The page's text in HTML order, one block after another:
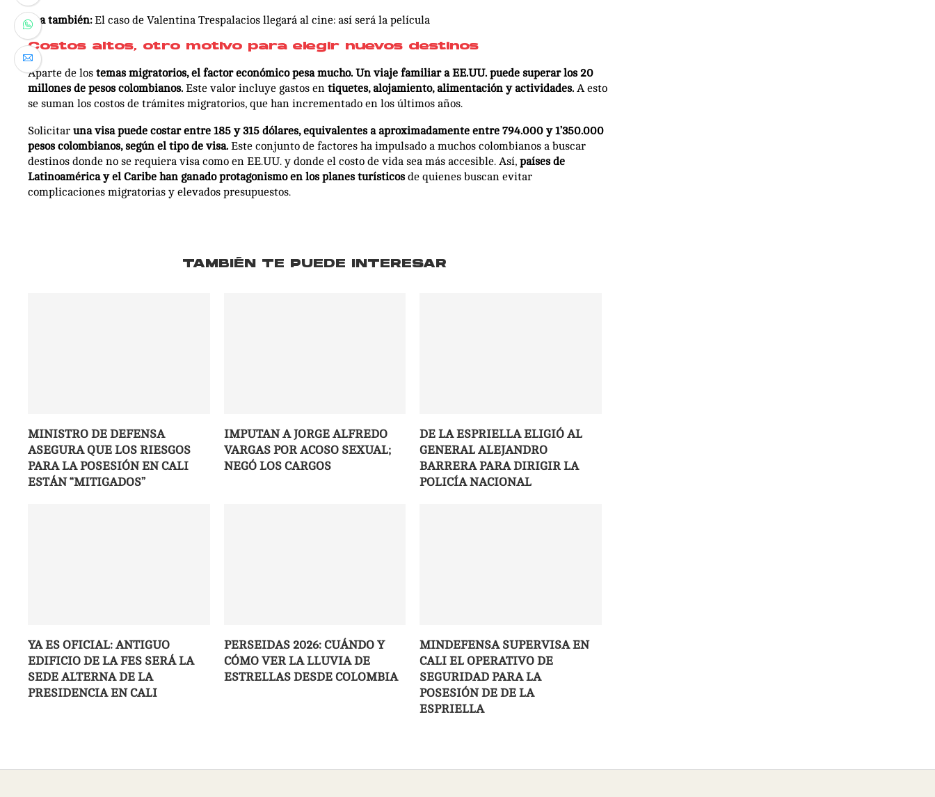
Lea también:El caso de Valentina Trespalacios llegará al cine: así será la película
Costos altos, otro motivo para elegir nuevos destinos
Aparte de los temas migratorios, el factor económico pesa mucho. Un viaje familiar a EE.UU. puede superar los 20
millones de pesos colombianos. Este valor incluye gastos en tiquetes, alojamiento, alimentación y actividades. A esto
se suman los costos de trámites migratorios, que han incrementado en los últimos años.
Solicitar una visa puede costar entre 185 y 315 dólares, equivalentes a aproximadamente entre 794.000 y 1’350.000
pesos colombianos, según el tipo de visa. Este conjunto de factores ha impulsado a muchos colombianos a buscar
destinos donde no se requiera visa como en EE.UU. y donde el costo de vida sea más accesible. Así, países de
Latinoamérica y el Caribe han ganado protagonismo en los planes turísticosde quienes buscan evitar
complicaciones migratorias y elevados presupuestos.
TAMBIÉN TE PUEDE INTERESAR
MINISTRO DE DEFENSA
ASEGURA QUE LOS RIESGOS
PARA LA POSESIÓN EN CALI
ESTÁN “MITIGADOS”
IMPUTAN A JORGE ALFREDO
VARGAS POR ACOSO SEXUAL;
NEGÓ LOS CARGOS
DE LA ESPRIELLA ELIGIÓ AL
GENERAL ALEJANDRO
BARRERA PARA DIRIGIR LA
POLICÍA NACIONAL
YA ES OFICIAL: ANTIGUO
EDIFICIO DE LA FES SERÁ LA
SEDE ALTERNA DE LA
PRESIDENCIA EN CALI
PERSEIDAS 2026: CUÁNDO Y
CÓMO VER LA LLUVIA DE
ESTRELLAS DESDE COLOMBIA
MINDEFENSA SUPERVISA EN
CALI EL OPERATIVO DE
SEGURIDAD PARA LA
POSESIÓN DE DE LA
ESPRIELLA